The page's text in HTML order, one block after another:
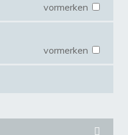
vormerken
vormerken